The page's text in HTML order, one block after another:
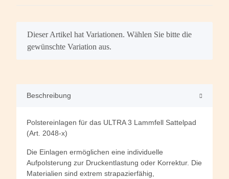
x
Dieser Artikel hat Variationen. Wählen Sie bitte die
gewünschte Variation aus.
Beschreibung
Polstereinlagen für das ULTRA 3 Lammfell Sattelpad
(Art. 2048-x)
Die Einlagen ermöglichen eine individuelle
Aufpolsterung zur Druckentlastung oder Korrektur. Die
Materialien sind extrem strapazierfähig,